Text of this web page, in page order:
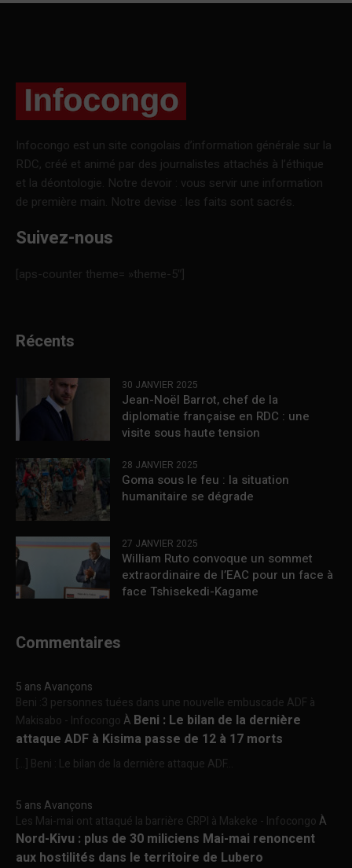
Infocongo est un site congolais d’information générale sur la
RDC, créé et animé par des journalistes attachés à l’éthique
et la déontologie. Notre devoir : vous servir une information
de première main. Notre devise : les faits sont sacrés.
Suivez-nous
[aps-counter theme= »theme-5″]
Récents
30 JANVIER 2025
Jean-Noël Barrot, chef de la
diplomatie française en RDC : une
visite sous haute tension
28 JANVIER 2025
Goma sous le feu : la situation
humanitaire se dégrade
27 JANVIER 2025
William Ruto convoque un sommet
extraordinaire de l’EAC pour un face à
face Tshisekedi-Kagame
Commentaires
5 ans Avançons
Beni :3 personnes tuées dans une nouvelle embuscade ADF à
Makisabo - InfocongoÀ Beni : Le bilan de la dernière
attaque ADF à Kisima passe de 12 à 17 morts
[…] Beni : Le bilan de la dernière attaque ADF...
5 ans Avançons
Les Mai-mai ont attaqué la barrière GRPI à Makeke - InfocongoÀ
Nord-Kivu : plus de 30 miliciens Mai-mai renoncent
aux hostilités dans le territoire de Lubero